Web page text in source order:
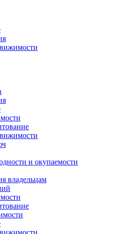
и окупаемости
владельцам